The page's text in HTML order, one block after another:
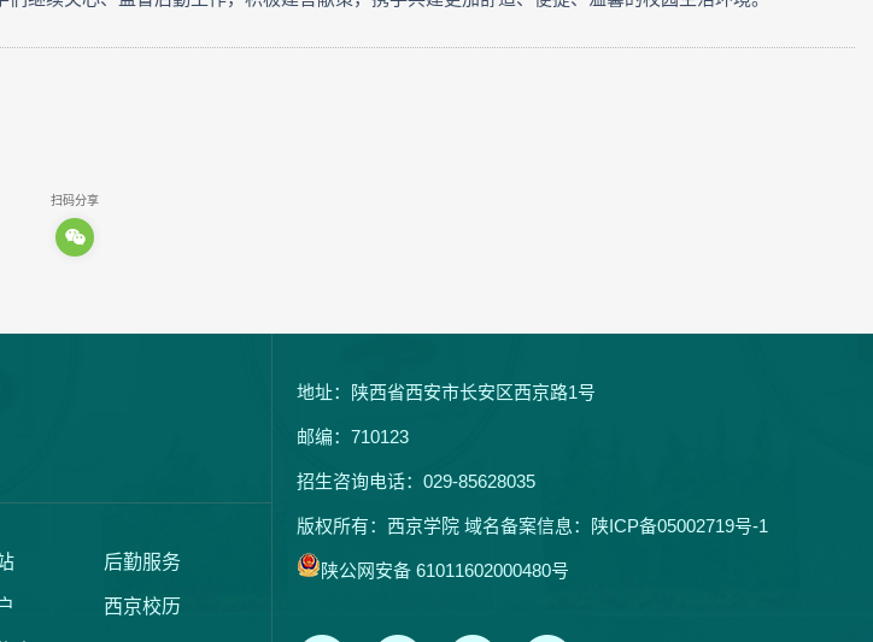
扫码分享
后勤服务
西京校历
地址：陕西省西安市长安区西京路1号
邮编：710123
招生咨询电话：029-85628035
版权所有：西京学院 域名备案信息： 陕ICP备05002719号-1
陕公网安备 61011602000480号